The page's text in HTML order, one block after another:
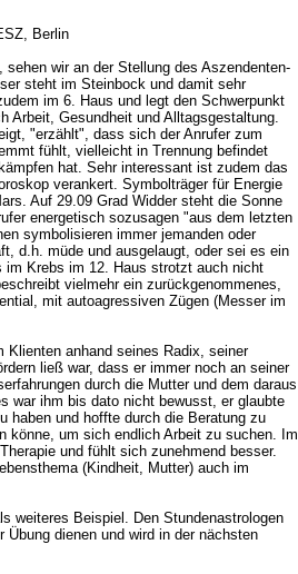
Berlin
wir an der Stellung des Aszendenten-
steht im Steinbock und damit sehr
im 6. Haus und legt den Schwerpunkt
Arbeit, Gesundheit und Alltagsgestaltung.
"erzählt", dass sich der Anrufer zum
fühlt, vielleicht in Trennung befindet
hat. Sehr interessant ist zudem das
verankert. Symbolträger für Energie
Auf 29.09 Grad Widder steht die Sonne
energetisch sozusagen "aus dem letzten
symbolisieren immer jemanden oder
d.h. müde und ausgelaugt, oder sei es ein
im Krebs im 12. Haus strotzt auch nicht
vielmehr ein zurückgenommenes,
mit autoagressiven Zügen (Messer im
anhand seines Radix, seiner
ließ war, dass er immer noch an seiner
durch die Mutter und dem daraus
war ihm bis dato nicht bewusst, er glaubte
haben und hoffte durch die Beratung zu
könne, um sich endlich Arbeit zu suchen. Im
und fühlt sich zunehmend besser.
(Kindheit, Mutter) auch im
weiteres Beispiel. Den Stundenastrologen
dienen und wird in der nächsten